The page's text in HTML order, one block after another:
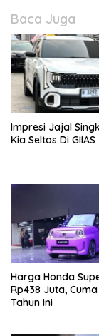
Baca Juga
Impresi Jajal
Kia Seltos Di GIIAS
Harga Honda
Rp438 Juta,
Tahun Ini